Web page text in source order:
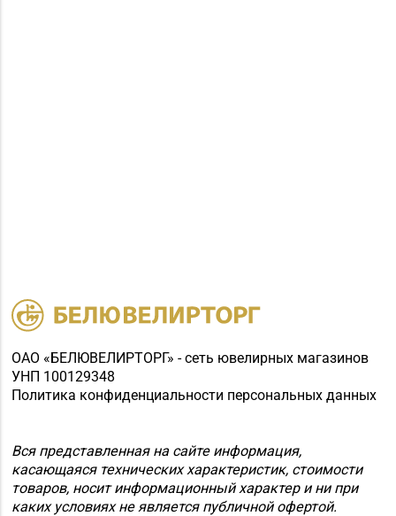
ОАО «БЕЛЮВЕЛИРТОРГ» - сеть ювелирных магазинов
УНП 100129348
Политика конфиденциальности персональных данных
Вся представленная на сайте информация,
касающаяся технических характеристик, стоимости
товаров, носит информационный характер и ни при
каких условиях не является публичной офертой.